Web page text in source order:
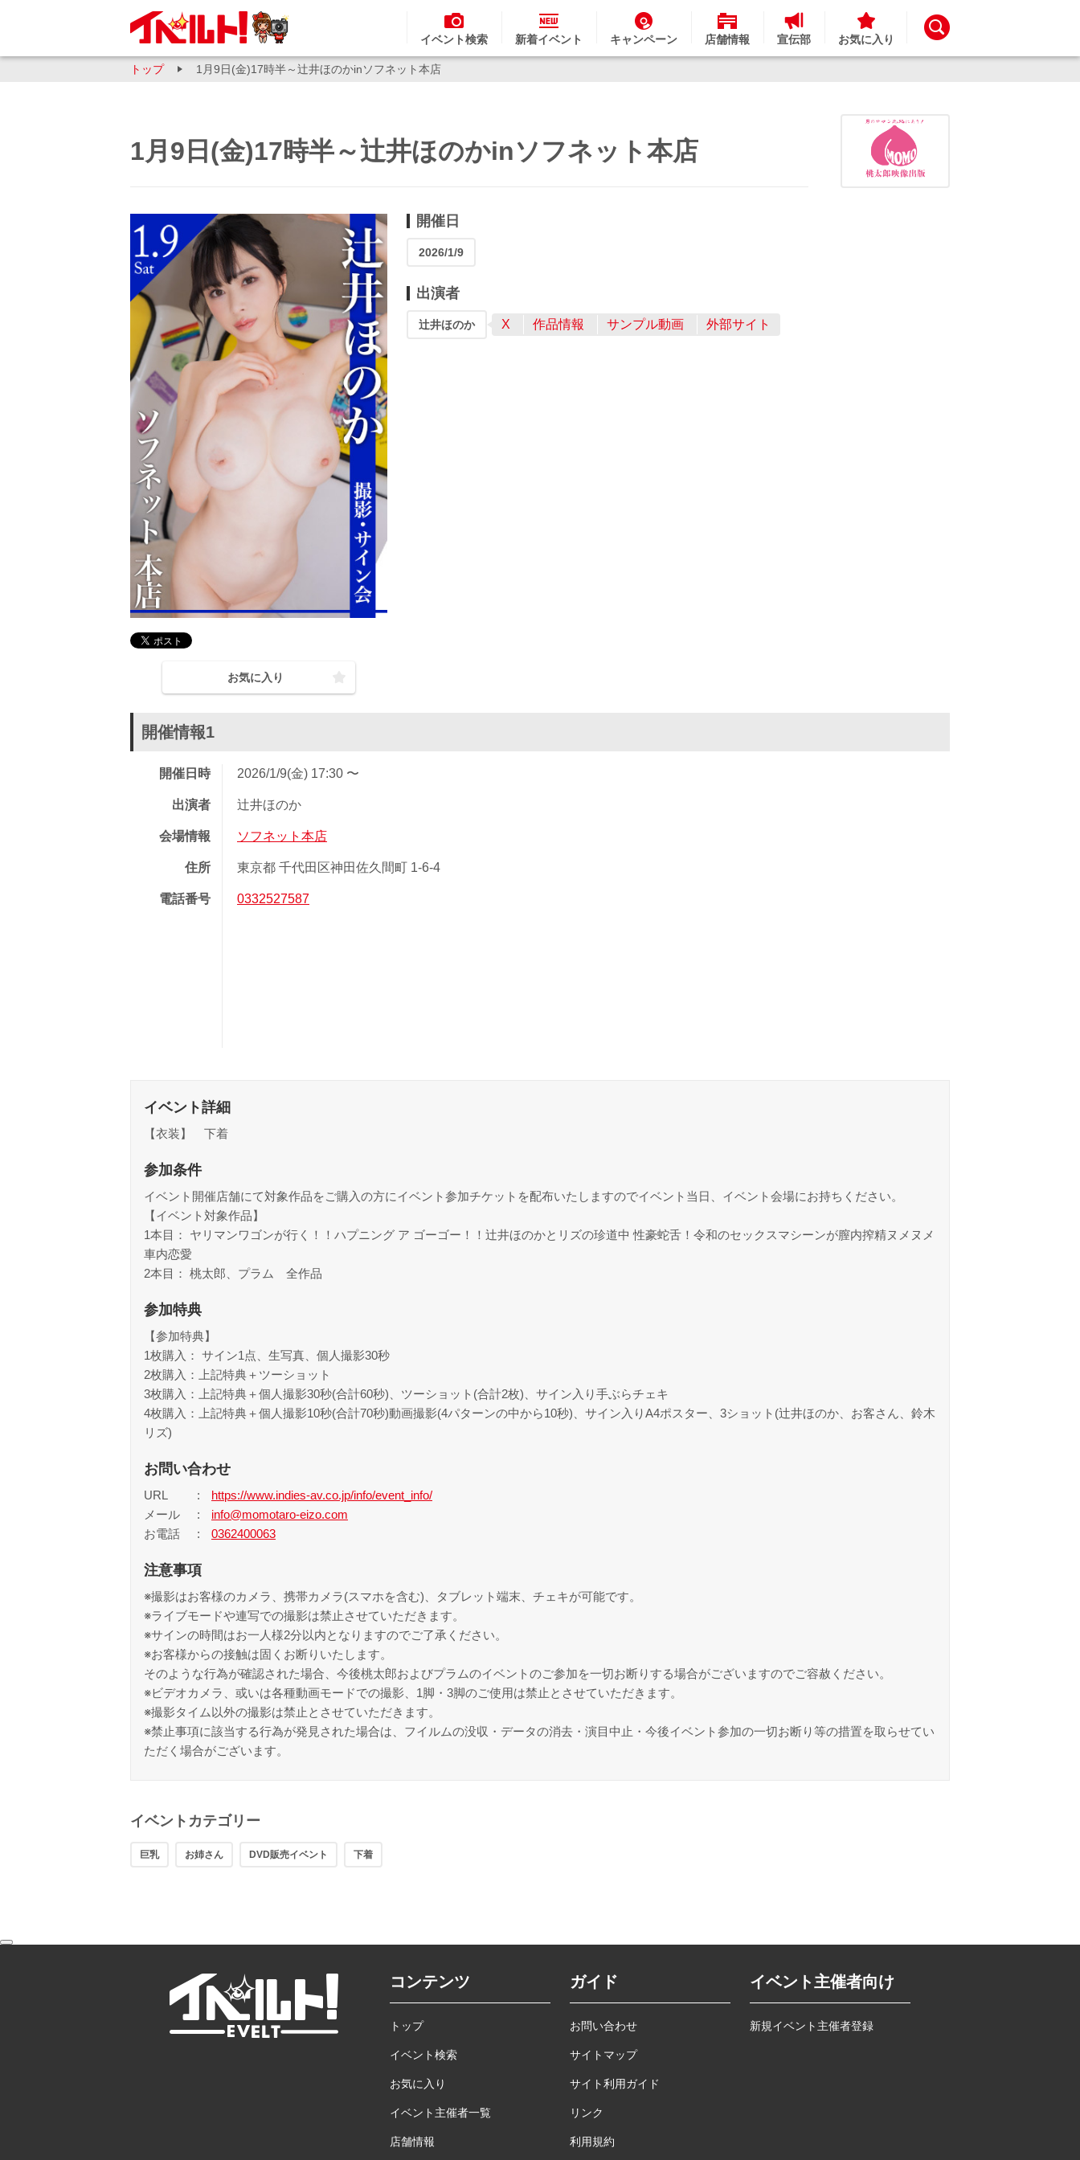
イベント検索 新着イベント キャンペーン 店舗情報 宣伝部 お気に入り
トップ 1月9日(金)17時半～辻井ほのかinソフネット本店
1月9日(金)17時半～辻井ほのかinソフネット本店
お気に入り
開催日
2026/1/9
出演者
辻井ほのか X 作品情報 サンプル動画 外部サイト
開催情報1
開催日時 2026/1/9(金) 17:30 〜
出演者 辻井ほのか
会場情報 ソフネット本店
住所 東京都 千代田区神田佐久間町 1-6-4
電話番号 0332527587
イベント詳細
【衣装】 下着
参加条件
イベント開催店舗にて対象作品をご購入の方にイベント参加チケットを配布いたしますのでイベント当日、イベント会場にお持ちください。
【イベント対象作品】
1本目： ヤリマンワゴンが行く！！ハプニング ア ゴーゴー！！辻井ほのかとリズの珍道中 性豪蛇舌！令和のセックスマシーンが膣内搾精ヌメヌメ
車内恋愛
2本目： 桃太郎、プラム 全作品
参加特典
【参加特典】
1枚購入： サイン1点、生写真、個人撮影30秒
2枚購入：上記特典＋ツーショット
3枚購入：上記特典＋個人撮影30秒(合計60秒)、ツーショット(合計2枚)、サイン入り手ぶらチェキ
4枚購入：上記特典＋個人撮影10秒(合計70秒)動画撮影(4パターンの中から10秒)、サイン入りA4ポスター、3ショット(辻井ほのか、お客さん、鈴木
リズ)
お問い合わせ
URL
https://www.indies-av.co.jp/info/event_info/
メール
info@momotaro-eizo.com
お電話
0362400063
注意事項
※撮影はお客様のカメラ、携帯カメラ(スマホを含む)、タブレット端末、チェキが可能です。
※ライブモードや連写での撮影は禁止させていただきます。
※サインの時間はお一人様2分以内となりますのでご了承ください。
※お客様からの接触は固くお断りいたします。
そのような行為が確認された場合、今後桃太郎およびプラムのイベントのご参加を一切お断りする場合がございますのでご容赦ください。
※ビデオカメラ、或いは各種動画モードでの撮影、1脚・3脚のご使用は禁止とさせていただきます。
※撮影タイム以外の撮影は禁止とさせていただきます。
※禁止事項に該当する行為が発見された場合は、フイルムの没収・データの消去・演目中止・今後イベント参加の一切お断り等の措置を取らせてい
ただく場合がございます。
イベントカテゴリー
巨乳 お姉さん DVD販売イベント 下着
コンテンツ
トップ
イベント検索
お気に入り
イベント主催者一覧
店舗情報
ガイド
お問い合わせ
サイトマップ
サイト利用ガイド
リンク
利用規約
イベント主催者向け
新規イベント主催者登録